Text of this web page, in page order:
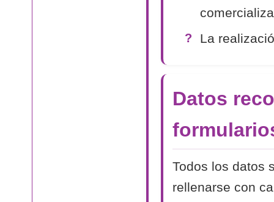
La
Datos
Todos los datos
rellenarse con